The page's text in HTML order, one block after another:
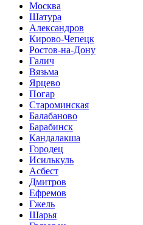
Москва
Шатура
Александров
Кирово-Чепецк
Ростов-на-Дону
Галич
Вязьма
Ярцево
Погар
Староминская
Балабаново
Барабинск
Кандалакша
Городец
Исилькуль
Асбест
Дмитров
Ефремов
Гжель
Шарья